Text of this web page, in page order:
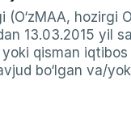
hozirgi
13.03.2015 yil
qisman
bo‘lgan va/